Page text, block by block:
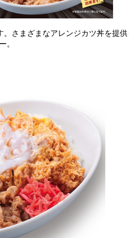
さまざまなアレンジカツ丼を提供
。